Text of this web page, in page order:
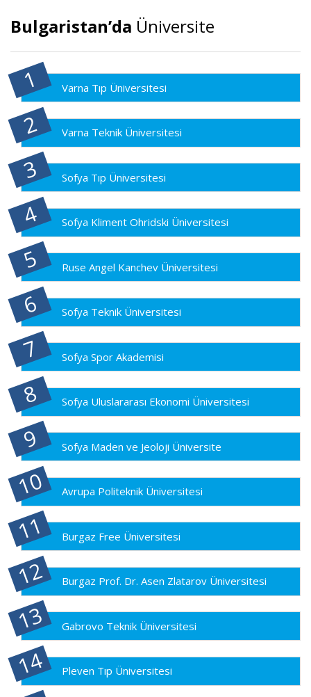
Bulgaristan’da Üniversite
Varna Tıp Üniversitesi
Varna Teknik Üniversitesi
Sofya Tıp Üniversitesi
Sofya Kliment Ohridski Üniversitesi
Ruse Angel Kanchev Üniversitesi
Sofya Teknik Üniversitesi
Sofya Spor Akademisi
Sofya Uluslararası Ekonomi Üniversitesi
Sofya Maden ve Jeoloji Üniversite
Avrupa Politeknik Üniversitesi
Burgaz Free Üniversitesi
Burgaz Prof. Dr. Asen Zlatarov Üniversitesi
Gabrovo Teknik Üniversitesi
Pleven Tıp Üniversitesi